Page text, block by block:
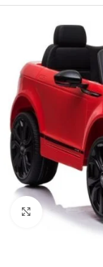
Padidinti